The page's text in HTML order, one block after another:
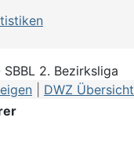
2. Bezirksliga
DWZ Übersicht